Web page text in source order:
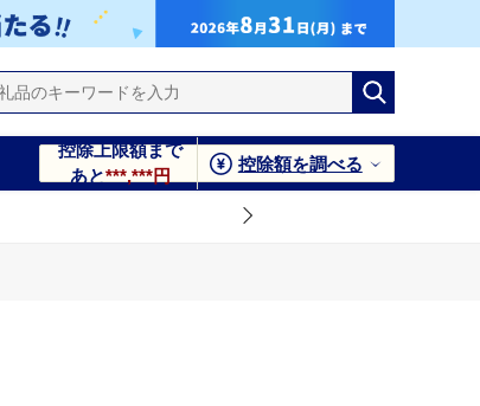
控除上限額まで
あと***,***円
控除額を調べる